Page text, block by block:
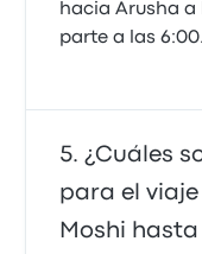
hacia Arusha a
parte a las 6:00.
¿Cuáles
para el
Moshi hasta